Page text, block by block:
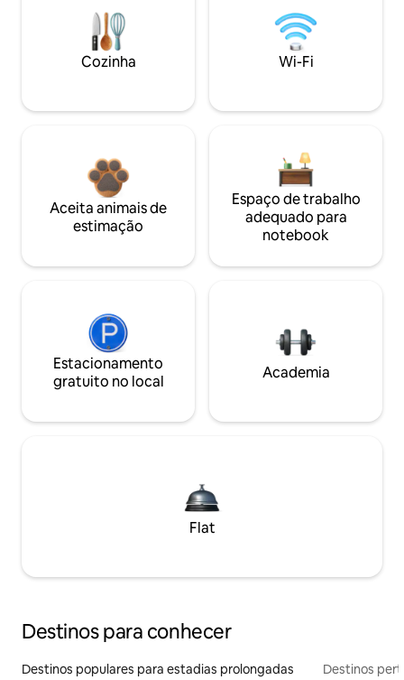
Cozinha Wi-Fi
Aceita animais de
estimação
Espaço de trabalho
adequado para
notebook
Estacionamento
gratuito no local
Academia
Flat
Destinos para conhecer
Destinos populares para estadias prolongadas Destinos